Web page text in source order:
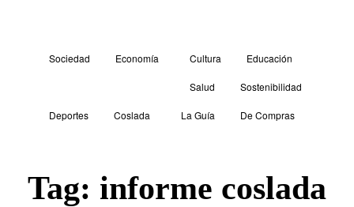
Sociedad Economía Cultura Educación
Salud Sostenibilidad
Deportes Coslada La Guía De Compras
Tag: informe coslada